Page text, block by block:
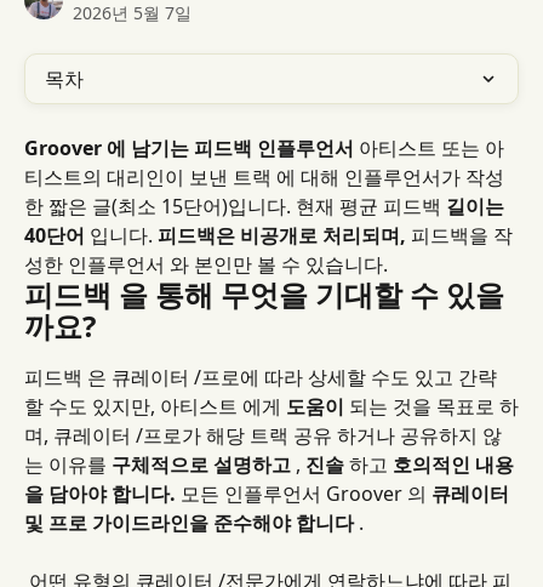
2026년 5월 7일
목차
Groover 에 남기는 피드백 인플루언서 아티스트 또는 아
티스트의 대리인이 보낸 트랙 에 대해 인플루언서가 작성
한 짧은 글(최소 15단어)입니다. 현재 평균 피드백 길이는
40단어 입니다. 피드백은 비공개로 처리되며, 피드백을 작
성한 인플루언서 와 본인만 볼 수 있습니다.
피드백 을 통해 무엇을 기대할 수 있을
까요?
피드백 은 큐레이터 /프로에 따라 상세할 수도 있고 간략
할 수도 있지만, 아티스트 에게 도움이 되는 것을 목표로 하
며, 큐레이터 /프로가 해당 트랙 공유 하거나 공유하지 않
는 이유를 구체적으로 설명하고 , 진솔 하고 호의적인 내용
을 담아야 합니다. 모든 인플루언서 Groover 의 큐레이터
및 프로 가이드라인을 준수해야 합니다 .